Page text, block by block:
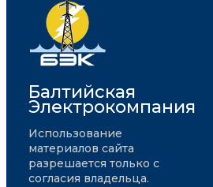
Балтийская
Электрокомпания
Использование
материалов сайта
разрешается только с
согласия владельца.